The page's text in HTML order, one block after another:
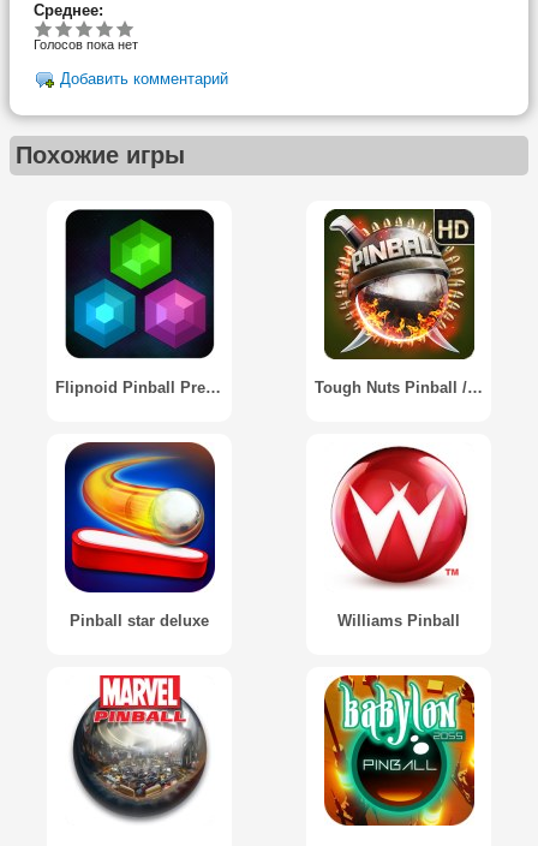
Среднее:
Голосов пока нет
Добавить комментарий
Похожие игры
Flipnoid Pinball Premium Tough Nuts Pinball / Стальные шары: Pinball
Pinball star deluxe Williams Pinball